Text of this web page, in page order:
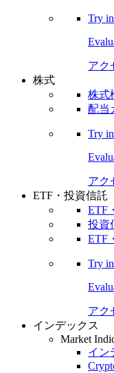
Try in
アク
株式
株式
配当
Try in
アク
ETF・投資信託
ETF
投資
ETF
Try in
アク
インデックス
Market
イン